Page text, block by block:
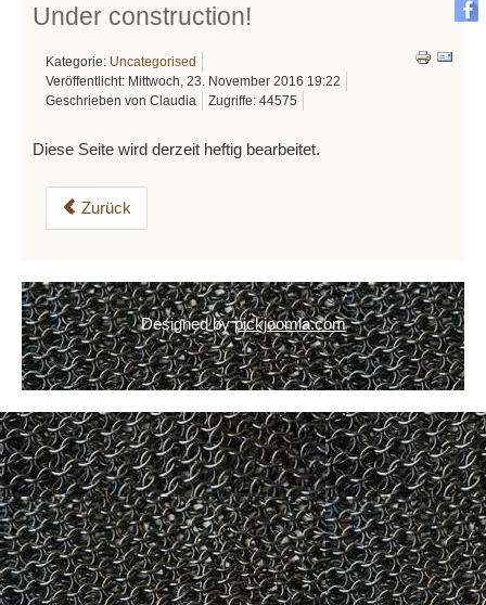
Under construction!
Kategorie: Uncategorised
Veröffentlicht: Mittwoch, 23. November 2016 19:22
Geschrieben von Claudia
Zugriffe: 44575
Diese Seite wird derzeit heftig bearbeitet.
Zurück
Designed bypickjoomla.com